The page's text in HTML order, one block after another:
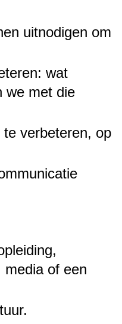
uitnodigen om
wat
we met die
verbeteren, op
media of een